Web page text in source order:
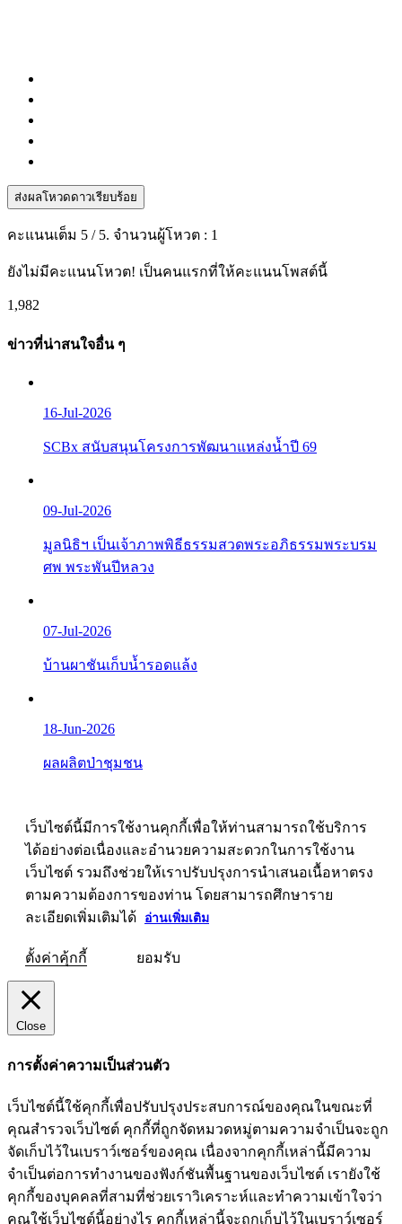
ส่งผลโหวดดาวเรียบร้อย
คะแนนเต็ม 5 / 5. จำนวนผู้โหวต : 1
ยังไม่มีคะแนนโหวต! เป็นคนแรกที่ให้คะแนนโพสต์นี้
1,982
ข่าวที่น่าสนใจอื่น ๆ
16-Jul-2026
SCBx สนับสนุนโครงการพัฒนาแหล่งน้ำปี 69
09-Jul-2026
มูลนิธิฯ เป็นเจ้าภาพพิธีธรรมสวดพระอภิธรรมพระบรม
ศพ พระพันปีหลวง
07-Jul-2026
บ้านผาชันเก็บน้ำรอดแล้ง
18-Jun-2026
ผลผลิตป่าชุมชน
เว็บไซต์นี้มีการใช้งานคุกกี้เพื่อให้ท่านสามารถใช้บริการ
ได้อย่างต่อเนื่องและอำนวยความสะดวกในการใช้งาน
เว็บไซต์ รวมถึงช่วยให้เราปรับปรุงการนำเสนอเนื้อหาตรง
ตามความต้องการของท่าน โดยสามารถศึกษาราย
ละเอียดเพิ่มเติมได้
อ่านเพิ่มเติม
ตั้งค่าคุ้กกี้ ยอมรับ
Close
การตั้งค่าความเป็นส่วนตัว
เว็บไซต์นี้ใช้คุกกี้เพื่อปรับปรุงประสบการณ์ของคุณในขณะที่
คุณสำรวจเว็บไซต์ คุกกี้ที่ถูกจัดหมวดหมู่ตามความจำเป็นจะถูก
จัดเก็บไว้ในเบราว์เซอร์ของคุณ เนื่องจากคุกกี้เหล่านี้มีความ
จำเป็นต่อการทำงานของฟังก์ชันพื้นฐานของเว็บไซต์ เรายังใช้
คุกกี้ของบุคคลที่สามที่ช่วยเราวิเคราะห์และทำความเข้าใจว่า
คุณใช้เว็บไซต์นี้อย่างไร คุกกี้เหล่านี้จะถูกเก็บไว้ในเบราว์เซอร์